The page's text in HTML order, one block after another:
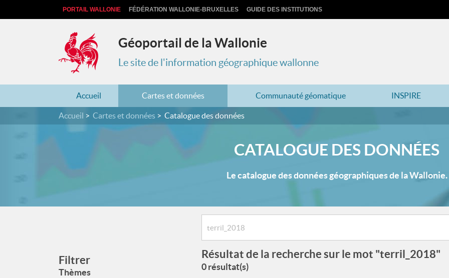
PORTAIL WALLONIE FÉDÉRATION WALLONIE-BRUXELLES GUIDE DES INSTITUTIONS
Géoportail de la Wallonie
Le site de l'information géographique wallonne
Accueil Cartes et données Communauté géomatique INSPIRE
Accueil Cartes et données Catalogue des données
CATALOGUE DES DONNÉES
Le catalogue des données géographiques de la Wallonie.
Filtrer
Thèmes
Résultat de la recherche sur le mot "terril_2018"
0 résultat(s)